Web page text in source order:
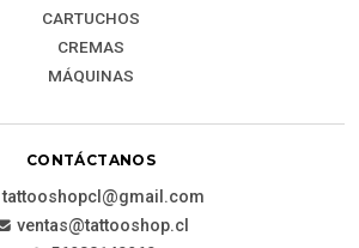
CARTUCHOS
CREMAS
MÁQUINAS
CONTÁCTANOS
tattooshopcl@gmail.com
ventas@tattooshop.cl